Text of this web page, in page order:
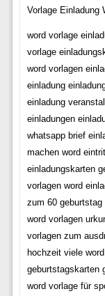
Vorlage Einladung
word vorlage
vorlage
word vorlagen
einladung
einladung
einladungen
whatsapp brief
machen word
einladungskarten
vorlagen word
zum 60 geburtstag
word vorlagen
vorlagen zum
hochzeit viele
geburtstagskarten
word vorlage für